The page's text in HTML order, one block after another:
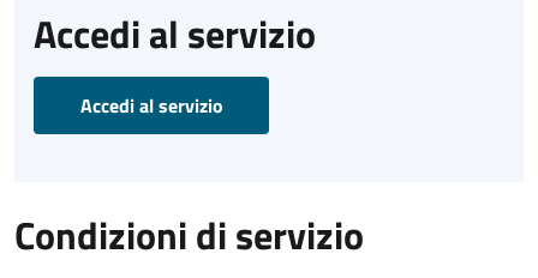
Accedi al servizio
Accedi al servizio
Condizioni di servizio